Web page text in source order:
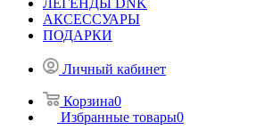
ЛЕГЕНДЫ DNK
АКСЕССУАРЫ
ПОДАРКИ
Личный кабинет
Корзина0
Избранные товары0